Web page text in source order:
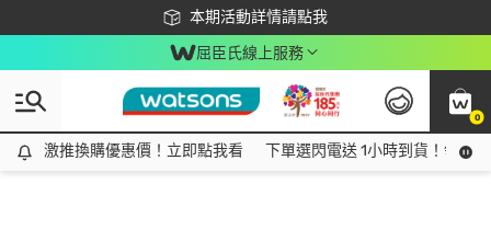
本期活動詳情請點我
下載app最高回饋$350
屈臣氏線上服務
0
激推換購優惠價！立即點我看
激推換購優惠價！立即點我看 下單選閃電送 1小時到貨！領神